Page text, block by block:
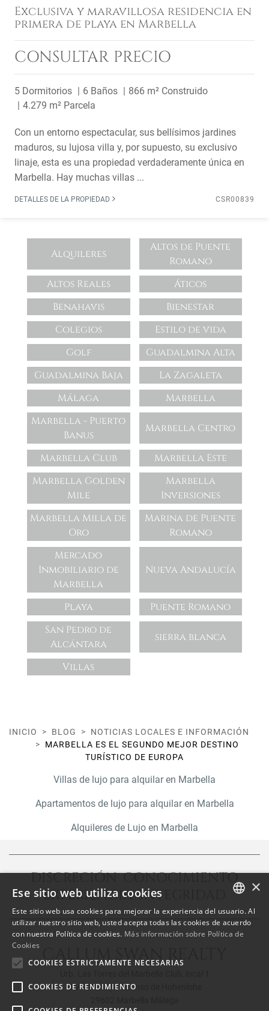
Exclusiva y maravillosa residencia en
primera de playa en Marbella
CONSULTAR PRECIO
5 Dormitorios 6 Baños
866 m² Construido
4.279 m² Parcela
Con un entorno espectacular, sus bellísimos jardines
maduros, su lujosa villa y, por supuesto, su exclusivo
linaje, esta es una propiedad verdaderamente única en
Marbella. Hay muchas villas ...
DETALLES DE LA PROPIEDAD CSR00839
Alquileres
Altos de Puente
Romano
Altos Reales
Áticos
Benahavis
Bienestar
Colegios
Estilo de vida
Golf
Guadalmina Alta
Guadalmina Baja
La Zagaleta
Málaga
Marbella
Marbella - Puerto
Banus
Marbella Centro
Marbella Club
Marbella Este
Marbella Golden
Mile
Marbella
Inversiones
Marbella Milla de
Oro
Marina de Puente
Romano
Mercado
Inmobiliario de
Marbella
Nueva Andalucía
Playa
Puente Romano
San Pedro de
Alcántara
sierra blanca
Villas
INICIO BLOG
NOTICIAS LOCALES E INFORMACIÓN
MARBELLA ES EL SEGUNDO MEJOR DESTINO
TURÍSTICO DE EUROPA
Villas de lujo para alquilar en Marbella
Apartamentos de lujo para alquilar en Marbella
Alquileres de Lujo en Marbella
DISCRECIÓN CONOCIMIENTO
EXPERIENCIA INTEGRIDAD
CALLUM SWAN REALTY
Blvd. Principe Alfonso de Hohenlohe
ENGLISH
SPANISH
×
Ese sitio web utiliza cookies
Este sitio web usa cookies para mejorar la experiencia del usuario. Al
utilizar nuestro sitio web, usted acepta todas las cookies de acuerdo
con nuestra Política de cookies. Más información sobre Política de
Cookies
COOKIES ESTRICTAMENTE NECESARIAS
COOKIES DE RENDIMIENTO